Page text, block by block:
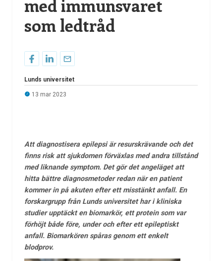
med immunsvaret
som ledtråd
Lunds universitet
13 mar 2023
Att diagnostisera epilepsi är resurskrävande och det
finns risk att sjukdomen förväxlas med andra tillstånd
med liknande symptom. Det gör det angeläget att
hitta bättre diagnosmetoder redan när en patient
kommer in på akuten efter ett misstänkt anfall. En
forskargrupp från Lunds universitet har i kliniska
studier upptäckt en biomarkör, ett protein som var
förhöjt både före, under och efter ett epileptiskt
anfall. Biomarkören spåras genom ett enkelt
blodprov.